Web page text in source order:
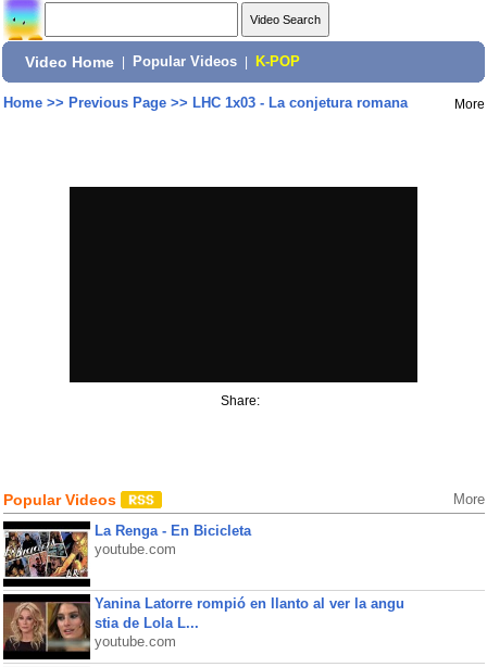
Video Home Popular Videos K-POP
Home>> Previous Page>> LHC 1x03 - La conjetura romana More
Share:
Popular Videos More
La Renga - En Bicicleta
youtube.com
Yanina Latorre rompió en llanto al ver la angu
stia de Lola L...
youtube.com